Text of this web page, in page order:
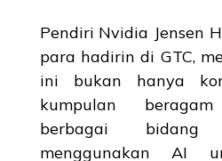
Pendiri Nvidia Jensen
para hadirin di GTC,
ini bukan hanya
kumpulan
berbagai
menggunakan AI